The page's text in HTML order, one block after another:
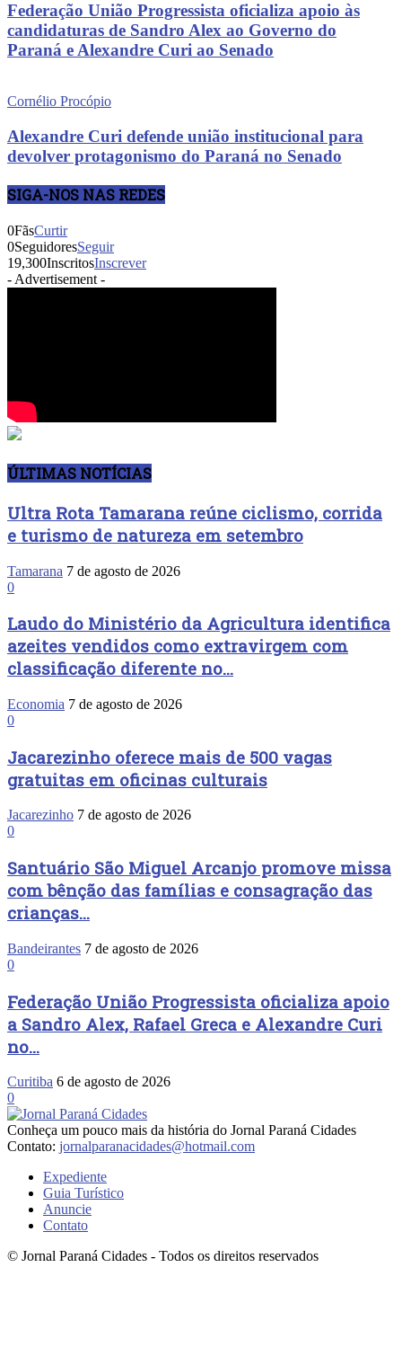
Federação União Progressista oficializa apoio às
candidaturas de Sandro Alex ao Governo do
Paraná e Alexandre Curi ao Senado
Cornélio Procópio
Alexandre Curi defende união institucional para
devolver protagonismo do Paraná no Senado
SIGA-NOS NAS REDES
0FãsCurtir
0SeguidoresSeguir
19,300InscritosInscrever
- Advertisement -
ÚLTIMAS NOTÍCIAS
Ultra Rota Tamarana reúne ciclismo, corrida
e turismo de natureza em setembro
Tamarana 7 de agosto de 2026
0
Laudo do Ministério da Agricultura identifica
azeites vendidos como extravirgem com
classificação diferente no...
Economia 7 de agosto de 2026
0
Jacarezinho oferece mais de 500 vagas
gratuitas em oficinas culturais
Jacarezinho 7 de agosto de 2026
0
Santuário São Miguel Arcanjo promove missa
com bênção das famílias e consagração das
crianças...
Bandeirantes 7 de agosto de 2026
0
Federação União Progressista oficializa apoio
a Sandro Alex, Rafael Greca e Alexandre Curi
no...
Curitiba 6 de agosto de 2026
0
Conheça um pouco mais da história do Jornal Paraná Cidades
Contato: jornalparanacidades@hotmail.com
Expediente
Guia Turístico
Anuncie
Contato
© Jornal Paraná Cidades - Todos os direitos reservados